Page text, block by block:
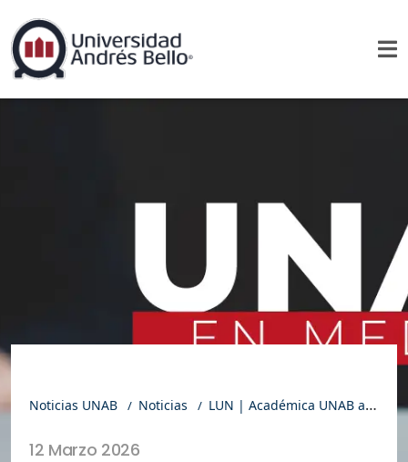
Noticias UNAB Noticias LUN | Académica UNAB aborda el comportamiento de perros en espacios reducidos
12 Marzo 2026